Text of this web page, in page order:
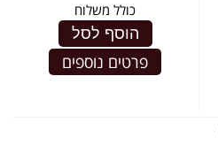
כולל משלוח
הוסף לסל
פרטים נוספים